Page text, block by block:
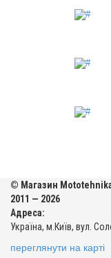
© Магазин
2011 — 2026
Адреса:
Україна, м.Київ, вул.
переглянути на карті